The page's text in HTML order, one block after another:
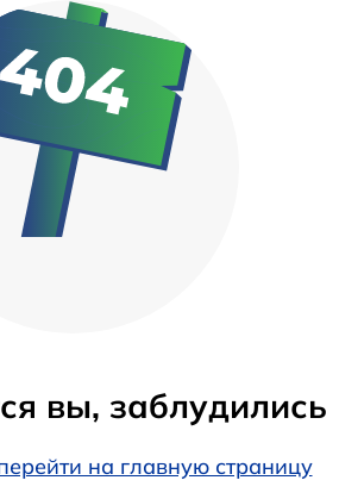
вы, заблудились
на главную страницу